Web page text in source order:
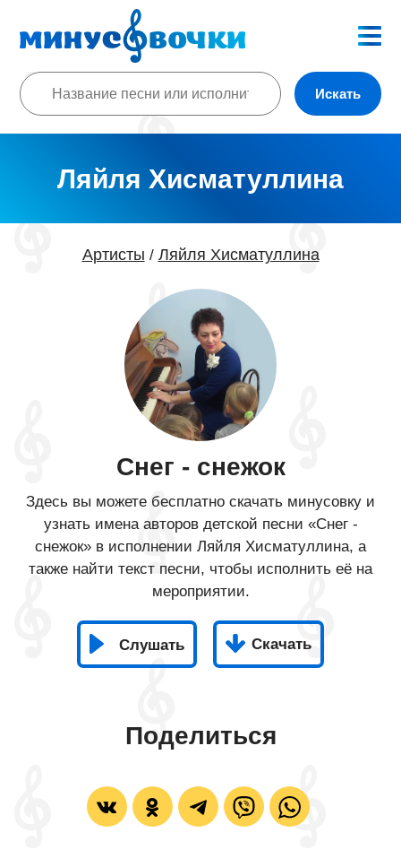
Искать
Ляйля Хисматуллина
Артисты / Ляйля Хисматуллина
Снег - снежок
Здесь вы можете бесплатно скачать минусовку и
узнать имена авторов детской песни «Снег -
снежок» в исполнении Ляйля Хисматуллина, а
также найти текст песни, чтобы исполнить её на
мероприятии.
Слушать Скачать
Поделиться